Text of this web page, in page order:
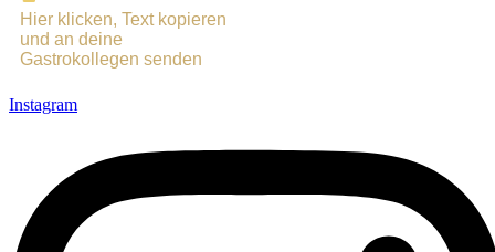
Hier klicken, Text kopieren
und an deine
Gastrokollegen senden
Instagram